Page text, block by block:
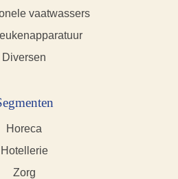
vaatwassers
Diversen
Horeca
Hotellerie
Zorg